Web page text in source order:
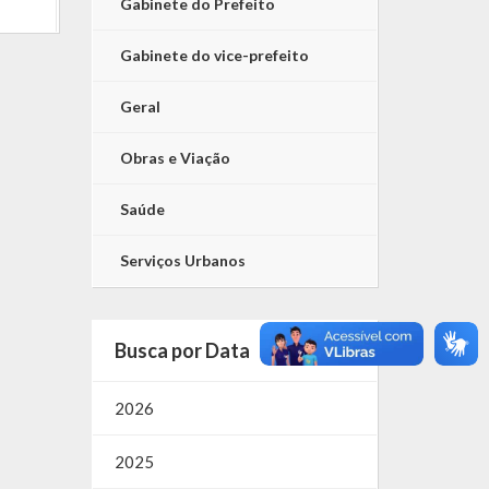
Gabinete do Prefeito
Gabinete do vice-prefeito
Geral
Obras e Viação
Saúde
Serviços Urbanos
Busca por Data
2026
2025